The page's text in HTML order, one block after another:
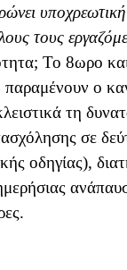
τους
Το 8ωρο
ο
τη
σε
οδηγίας),